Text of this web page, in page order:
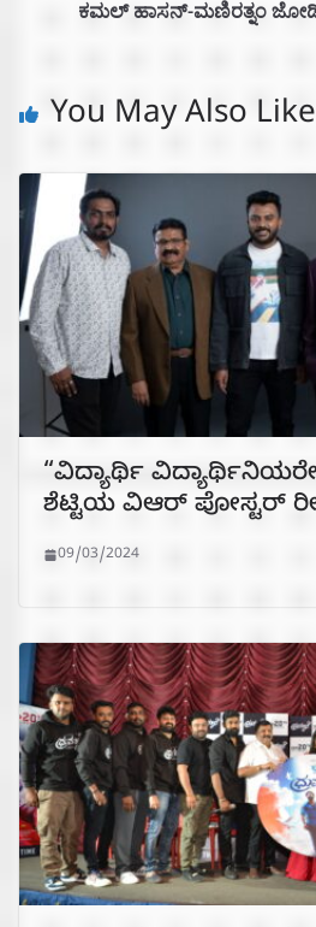
ಕಮಲ್‌ ಹಾಸನ್-ಮಣಿರತ್ನಂ
You May Also Like
“ವಿದ್ಯಾರ್ಥಿ
ಶೆಟ್ಟಿಯ ವಿಆರ್ ಪೋಸ್ಟರ್
09/03/2024